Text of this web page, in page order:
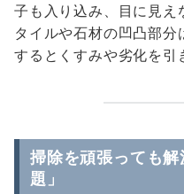
子も入り込み、目に見え
タイルや石材の凹凸部
するとくすみや劣化を引
掃除を頑張っても
題」